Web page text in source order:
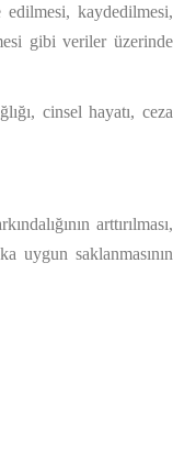
kaydedilmesi,
gibi veriler üzerinde
cinsel hayatı, ceza
arttırılması,
uygun saklanmasının